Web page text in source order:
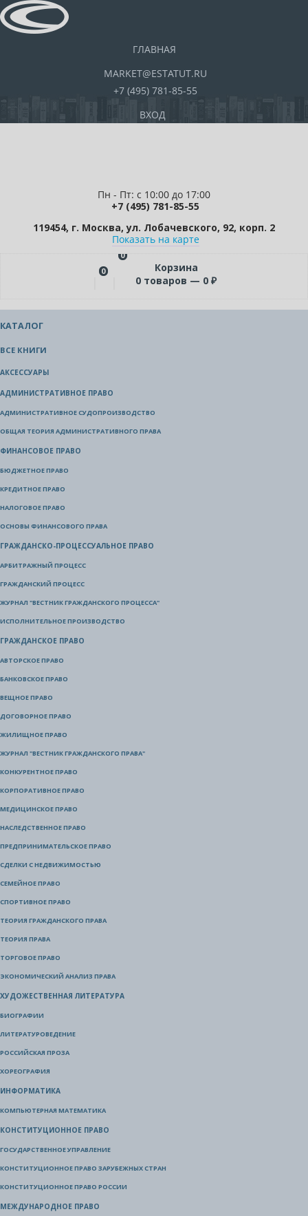
ГЛАВНАЯ
MARKET@ESTATUT.RU
+7 (495) 781-85-55
ВХОД
Пн - Пт: с 10:00 до 17:00
+7 (495) 781-85-55
119454, г. Москва, ул. Лобачевского, 92, корп. 2
Показать на карте
0
0
Корзина
0 товаров — 0 ₽
КАТАЛОГ
ВСЕ КНИГИ
АКСЕССУАРЫ
АДМИНИСТРАТИВНОЕ ПРАВО
АДМИНИСТРАТИВНОЕ СУДОПРОИЗВОДСТВО
ОБЩАЯ ТЕОРИЯ АДМИНИСТРАТИВНОГО ПРАВА
ФИНАНСОВОЕ ПРАВО
БЮДЖЕТНОЕ ПРАВО
КРЕДИТНОЕ ПРАВО
НАЛОГОВОЕ ПРАВО
ОСНОВЫ ФИНАНСОВОГО ПРАВА
ГРАЖДАНСКО-ПРОЦЕССУАЛЬНОЕ ПРАВО
АРБИТРАЖНЫЙ ПРОЦЕСС
ГРАЖДАНСКИЙ ПРОЦЕСС
ЖУРНАЛ "ВЕСТНИК ГРАЖДАНСКОГО ПРОЦЕССА"
ИСПОЛНИТЕЛЬНОЕ ПРОИЗВОДСТВО
ГРАЖДАНСКОЕ ПРАВО
АВТОРСКОЕ ПРАВО
БАНКОВСКОЕ ПРАВО
ВЕЩНОЕ ПРАВО
ДОГОВОРНОЕ ПРАВО
ЖИЛИЩНОЕ ПРАВО
ЖУРНАЛ "ВЕСТНИК ГРАЖДАНСКОГО ПРАВА"
КОНКУРЕНТНОЕ ПРАВО
КОРПОРАТИВНОЕ ПРАВО
МЕДИЦИНСКОЕ ПРАВО
НАСЛЕДСТВЕННОЕ ПРАВО
ПРЕДПРИНИМАТЕЛЬСКОЕ ПРАВО
СДЕЛКИ С НЕДВИЖИМОСТЬЮ
СЕМЕЙНОЕ ПРАВО
СПОРТИВНОЕ ПРАВО
ТЕОРИЯ ГРАЖДАНСКОГО ПРАВА
ТЕОРИЯ ПРАВА
ТОРГОВОЕ ПРАВО
ЭКОНОМИЧЕСКИЙ АНАЛИЗ ПРАВА
ХУДОЖЕСТВЕННАЯ ЛИТЕРАТУРА
БИОГРАФИИ
ЛИТЕРАТУРОВЕДЕНИЕ
РОССИЙСКАЯ ПРОЗА
ХОРЕОГРАФИЯ
ИНФОРМАТИКА
КОМПЬЮТЕРНАЯ МАТЕМАТИКА
КОНСТИТУЦИОННОЕ ПРАВО
ГОСУДАРСТВЕННОЕ УПРАВЛЕНИЕ
КОНСТИТУЦИОННОЕ ПРАВО ЗАРУБЕЖНЫХ СТРАН
КОНСТИТУЦИОННОЕ ПРАВО РОССИИ
МЕЖДУНАРОДНОЕ ПРАВО